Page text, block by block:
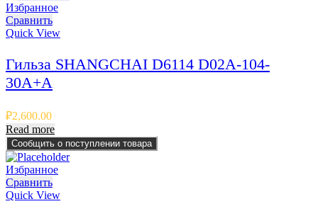
Избранное
Сравнить
Quick View
Гильза SHANGCHAI D6114 D02A-104-
30A+A
₽2,600.00
Read more
Сообщить о поступлении товара
Избранное
Сравнить
Quick View